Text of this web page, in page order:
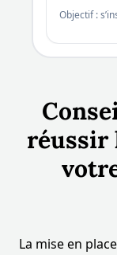
Objectif :
réussir
La mise en